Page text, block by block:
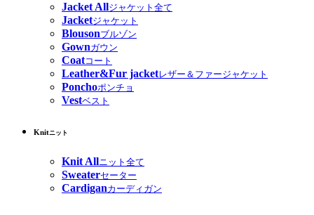
Jacket Allジャケット全て
Jacketジャケット
Blousonブルゾン
Gownガウン
Coatコート
Leather&Fur jacketレザー＆ファージャケット
Ponchoポンチョ
Vestベスト
Knitニット
Knit Allニット全て
Sweaterセーター
Cardiganカーディガン